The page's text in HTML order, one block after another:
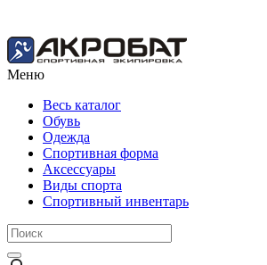
Меню
Весь каталог
Обувь
Одежда
Спортивная форма
Аксессуары
Виды спорта
Спортивный инвентарь